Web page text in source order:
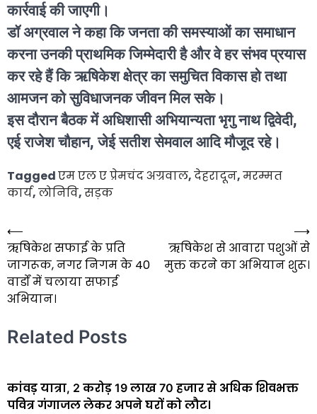
कार्रवाई की जाएगी।
डॉ अग्रवाल ने कहा कि जनता की समस्याओं का समाधान
करना उनकी प्राथमिक जिम्मेदारी है और वे हर संभव प्रयास
कर रहे हैं कि ऋषिकेश क्षेत्र का समुचित विकास हो तथा
आमजन को सुविधाजनक जीवन मिल सके।
इस दौरान बैठक में अधिशासी अभियान्यता भृगु नाथ द्विवेदी,
एई राजेश चौहान, जेई सतीश सेमवाल आदि मौजूद रहे।
Taggedएम एल ए प्रेमचंद अग्रवाल,देहरादून,मरम्मत
कार्य,लोनिवि,सड़क
Post
navigation
⟵
ऋषिकेश सफाई के प्रति
जागरूक, नगर निगम के 40
वार्डों में चलाया सफाई
अभियान।
ऋषिकेश से आवारा पशुओं से
मुक्त करने का अभियान शुरू।
⟶
Related Posts
कांवड़ यात्रा, 2 करोड़ 19 लाख 70 हजार से अधिक शिवभक्त
पवित्र गंगाजल लेकर अपने घरों को लौट।